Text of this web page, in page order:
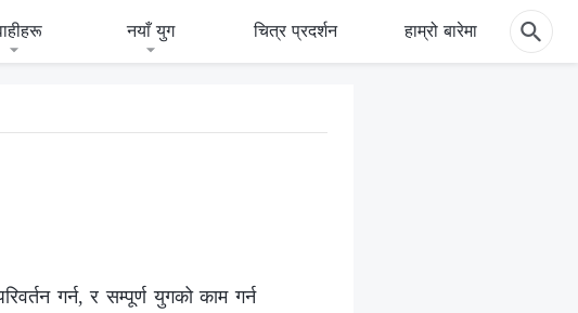
नयाँ युग चित्र प्रदर्शन हाम्रो बारेमा
गर्न, र सम्पूर्ण युगको काम गर्न